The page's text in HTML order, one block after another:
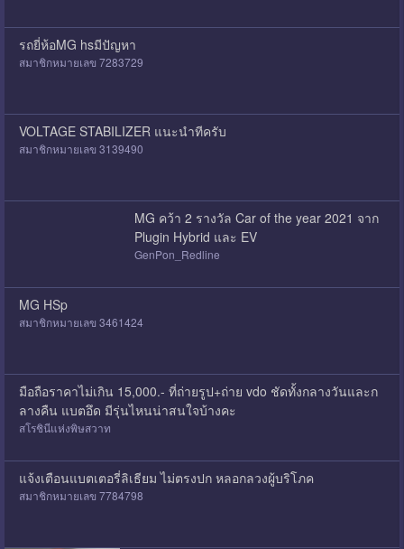
รถยี่ห้อMG hsมีปัญหา
สมาชิกหมายเลข 7283729
VOLTAGE STABILIZER แนะนำทีครับ
สมาชิกหมายเลข 3139490
MG คว้า 2 รางวัล Car of the year 2021 จาก
Plugin Hybrid และ EV
GenPon_Redline
MG HSp
สมาชิกหมายเลข 3461424
มือถือราคาไม่เกิน 15,000.- ที่ถ่ายรูป+ถ่าย vdo ชัดทั้งกลางวันและก
ลางคืน แบตอึด มีรุ่นไหนน่าสนใจบ้างคะ
สโรชินีแห่งพิษสวาท
แจ้งเตือนแบตเตอรี่ลิเธียม ไม่ตรงปก หลอกลวงผู้บริโภค
สมาชิกหมายเลข 7784798